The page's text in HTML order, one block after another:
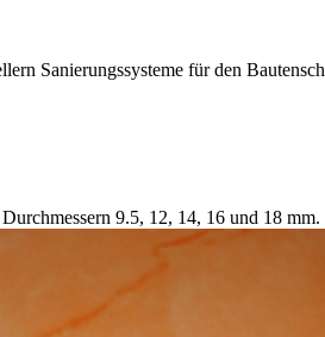
Sanierungssysteme für den
9.5, 12, 14, 16 und 18 mm.